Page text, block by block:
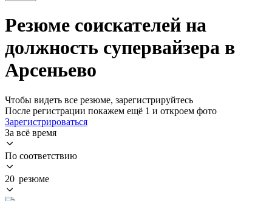
Резюме соискателей на
должность супервайзера в
Арсеньево
Чтобы видеть все резюме, зарегистрируйтесь
После регистрации покажем ещё 1 и откроем фото
Зарегистрироваться
За всё время
По соответствию
20 резюме